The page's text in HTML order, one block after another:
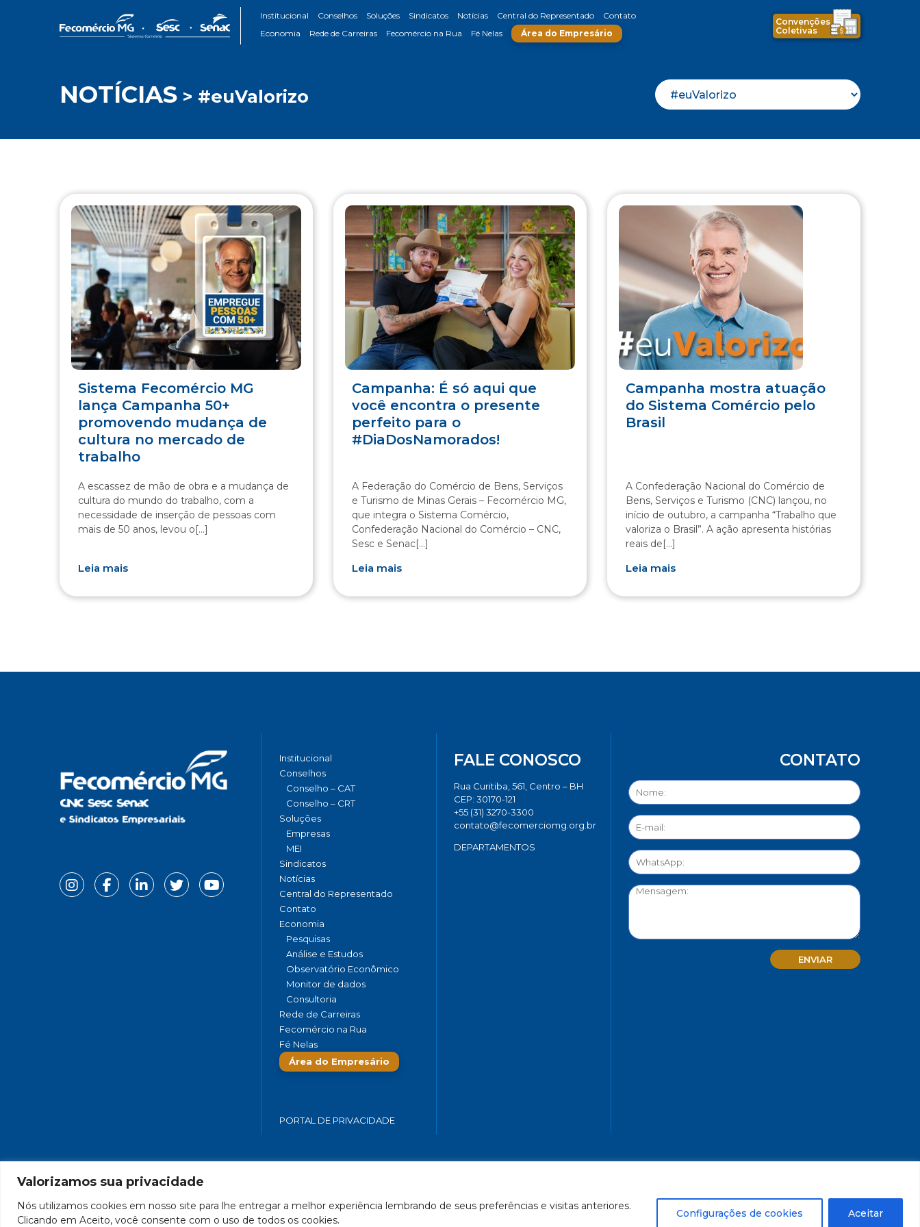
Valorizamos sua privacidade
Nós utilizamos cookies em nosso site para lhe entregar a melhor experiência lembrando de seus preferências e visitas anteriores.
Clicando em Aceito, você consente com o uso de todos os cookies.
Configurações de cookies Aceitar
Institucional Conselhos Soluções Sindicatos Notícias Central do Representado
Contato
Economia
Rede de Carreiras Fecomércio na Rua Fé Nelas Área do Empresário
Convenções
Coletivas
NOTÍCIAS > #euValorizo
Sistema Fecomércio MG
lança Campanha 50+
promovendo mudança de
cultura no mercado de
trabalho
A escassez de mão de obra e a mudança de
cultura do mundo do trabalho, com a
necessidade de inserção de pessoas com
mais de 50 anos, levou o[...]
Leia mais
Campanha: É só aqui que
você encontra o presente
perfeito para o
#DiaDosNamorados!
A Federação do Comércio de Bens, Serviços
e Turismo de Minas Gerais – Fecomércio MG,
que integra o Sistema Comércio,
Confederação Nacional do Comércio – CNC,
Sesc e Senac[...]
Leia mais
Campanha mostra atuação
do Sistema Comércio pelo
Brasil
A Confederação Nacional do Comércio de
Bens, Serviços e Turismo (CNC) lançou, no
início de outubro, a campanha “Trabalho que
valoriza o Brasil”. A ação apresenta histórias
reais de[...]
Leia mais
Institucional
Conselhos
Conselho – CAT
Conselho – CRT
Soluções
Empresas
MEI
Sindicatos
Notícias
Central do Representado
Contato
Economia
Pesquisas
Análise e Estudos
Observatório Econômico
Monitor de dados
Consultoria
Rede de Carreiras
Fecomércio na Rua
Fé Nelas
Área do Empresário
PORTAL DE PRIVACIDADE
FALE CONOSCO
Rua Curitiba, 561, Centro – BH
CEP: 30170-121
+55 (31) 3270-3300
contato@fecomerciomg.org.br
DEPARTAMENTOS
CONTATO
FEDERAÇÃO DO COMÉRCIO DE BENS, SERVIÇOS E TURISMO DO ESTADO DE MINAS GERAIS – FECOMÉRCIO-MG - CNPJ/MF 17.271.982/0001-59
Feito por Célula 21